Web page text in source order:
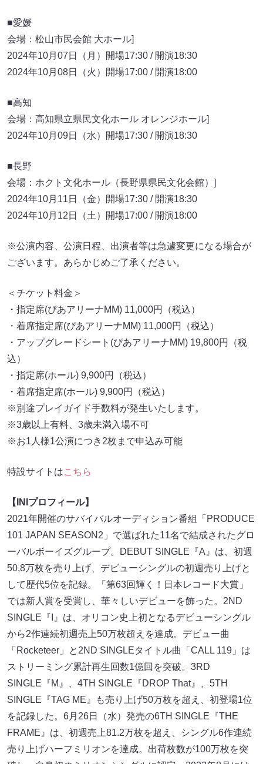
■愛媛
会場：松山市民会館 大ホール]
2024年10月07日（月）開場17:30 / 開演18:30
2024年10月08日（火）開場17:00 / 開演18:00
■高知
会場：高知県立県民文化ホール オレンジホール]
2024年10月09日（水）開場17:30 / 開演18:30
■長野
会場：ホクト文化ホール（長野県県民文化会館）]
2024年10月11日（金）開場17:30 / 開演18:30
2024年10月12日（土）開場17:00 / 開演18:00
※公演内容、公演日程、出演者等は急遽変更になる場合が
ございます。あらかじめご了承ください。
＜チケット料金＞
・指定席(ぴあアリーナMM) 11,000円（税込）
・着席指定席(ぴあアリーナMM) 11,000円（税込）
・アップグレードシート(ぴあアリーナMM) 19,800円（税
込）
・指定席(ホール) 9,900円（税込）
・着席指定席(ホール) 9,900円（税込）
※別途プレイガイド手数料が発生いたします。
※3歳以上有料、3歳未満入場不可
※お1人様1公演につき2枚まで申込み可能
特設サイトはこちら
【INIプロフィール】
2021年開催のサバイバルオーディション番組「PRODUCE
101 JAPAN SEASON2」で選ばれた11名で結成されたグロ
ーバルボーイズグループ。DEBUT SINGLE『A』は、初週
50,8万枚を売り上げ、デビューシングルの初週売り上げと
して歴代5位を記録。「第63回輝く！日本レコード大賞」
では新人賞を受賞し、華々しいデビューを飾った。2ND
SINGLE『I』は、オリコン史上初となるデビューシングル
から2作連続初週売上50万枚超えを達成。デビュー曲
「Rocketeer」と2ND SINGLEタイトル曲「CALL 119」は
ストリーミング累計再生回数1億回を突破。3RD
SINGLE『M』、4TH SINGLE『DROP That』、5TH
SINGLE『TAG ME』も売り上げ50万枚を超え、初登場1位
を記録した。6月26日（水）発売の6TH SINGLE『THE
FRAME』は、初週売上81.2万枚を超え、シングル6作連続
売り上げハーフミリオンを達成。出荷枚数が100万枚を突